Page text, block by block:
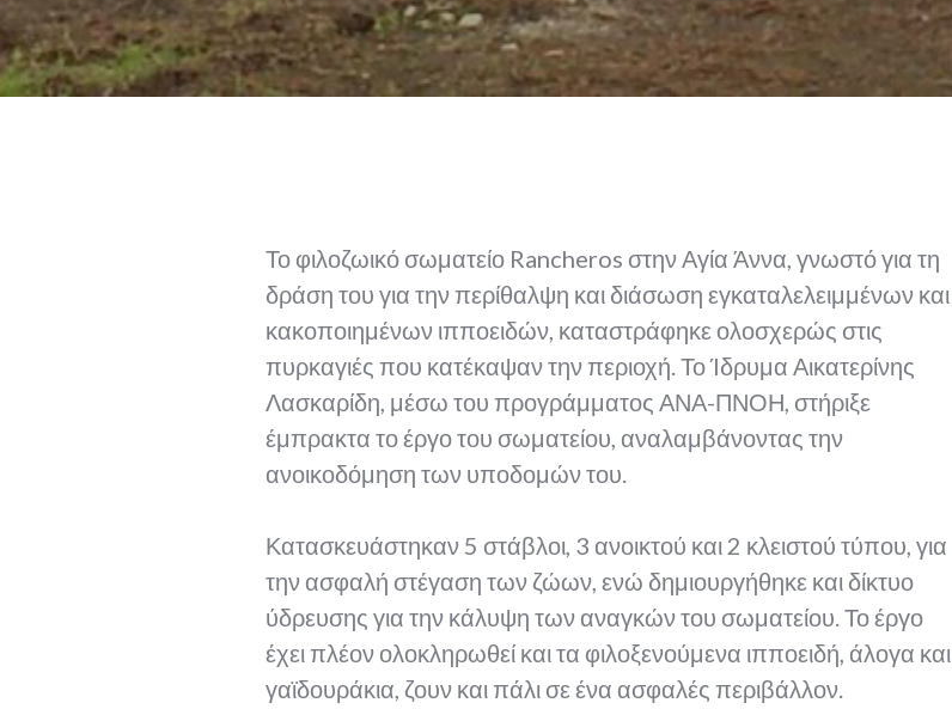
Το φιλοζωικό σωματείο Rancheros στην Αγία Άννα, γνωστό για τη
δράση του για την περίθαλψη και διάσωση εγκαταλελειμμένων και
κακοποιημένων ιπποειδών, καταστράφηκε ολοσχερώς στις
πυρκαγιές που κατέκαψαν την περιοχή. Το Ίδρυμα Αικατερίνης
Λασκαρίδη, μέσω του προγράμματος ΑΝΑ-ΠΝΟΗ, στήριξε
έμπρακτα το έργο του σωματείου, αναλαμβάνοντας την
ανοικοδόμηση των υποδομών του.
Κατασκευάστηκαν 5 στάβλοι, 3 ανοικτού και 2 κλειστού τύπου, για
την ασφαλή στέγαση των ζώων, ενώ δημιουργήθηκε και δίκτυο
ύδρευσης για την κάλυψη των αναγκών του σωματείου. Το έργο
έχει πλέον ολοκληρωθεί και τα φιλοξενούμενα ιπποειδή, άλογα και
γαϊδουράκια, ζουν και πάλι σε ένα ασφαλές περιβάλλον.